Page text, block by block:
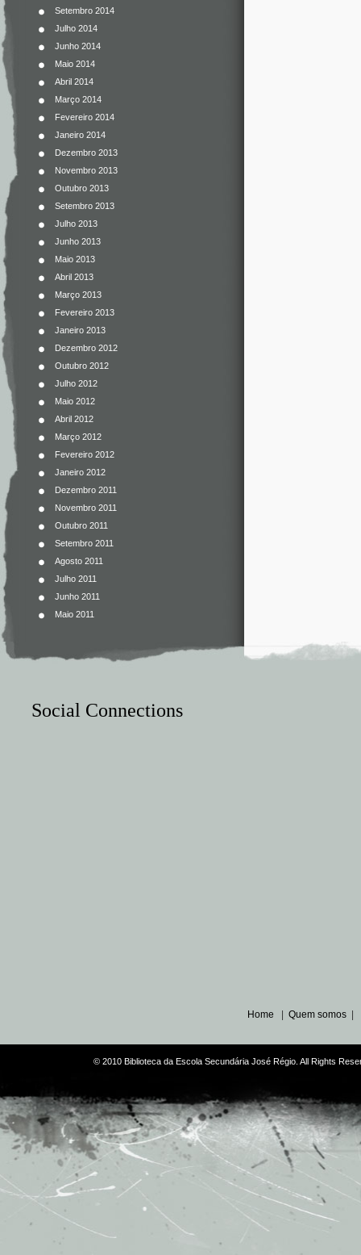
Setembro 2014
Julho 2014
Junho 2014
Maio 2014
Abril 2014
Março 2014
Fevereiro 2014
Janeiro 2014
Dezembro 2013
Novembro 2013
Outubro 2013
Setembro 2013
Julho 2013
Junho 2013
Maio 2013
Abril 2013
Março 2013
Fevereiro 2013
Janeiro 2013
Dezembro 2012
Outubro 2012
Julho 2012
Maio 2012
Abril 2012
Março 2012
Fevereiro 2012
Janeiro 2012
Dezembro 2011
Novembro 2011
Outubro 2011
Setembro 2011
Agosto 2011
Julho 2011
Junho 2011
Maio 2011
Social Connections
Home Quem somos
© 2010 Biblioteca da Escola Secundária José Régio. All Rights